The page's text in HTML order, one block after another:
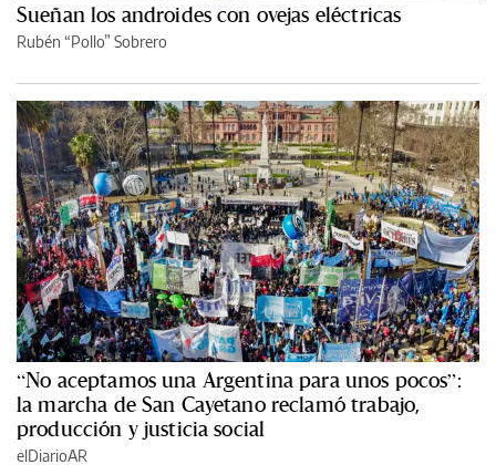
Sueñan los androides con ovejas eléctricas
Rubén “Pollo” Sobrero
“No aceptamos una Argentina para unos pocos”:
la marcha de San Cayetano reclamó trabajo,
producción y justicia social
elDiarioAR